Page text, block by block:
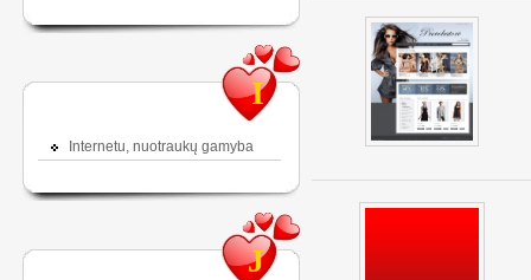
I
Internetu, nuotraukų gamyba
J